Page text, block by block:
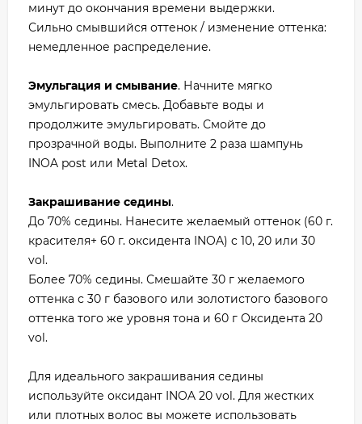
минут до окончания времени выдержки.
Сильно смывшийся оттенок / изменение оттенка:
немедленное распределение.
Эмульгация и смывание. Начните мягко
эмульгировать смесь. Добавьте воды и
продолжите эмульгировать. Смойте до
прозрачной воды. Выполните 2 раза шампунь
INOA post или Metal Detox.
Закрашивание седины.
До 70% седины. Нанесите желаемый оттенок (60 г.
красителя+ 60 г. оксидента INOA) c 10, 20 или 30
vol.
Более 70% седины. Смешайте 30 г желаемого
оттенка с 30 г базового или золотистого базового
оттенка того же уровня тона и 60 г Оксидента 20
vol.
Для идеального закрашивания седины
используйте оксидант INOA 20 vol. Для жестких
или плотных волос вы можете использовать